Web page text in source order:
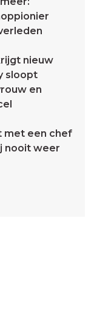
nieuw
sloopt
en
met een chef
nooit weer